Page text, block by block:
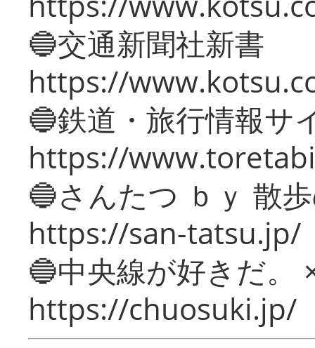
🔵交通新聞社新書
https://
🔵鉄道・旅行情報サ
https://
🔵さんたつ ｂｙ 散
https://san-tatsu.jp/
🔵中央線が好きだ。
https://chuosuki.jp/